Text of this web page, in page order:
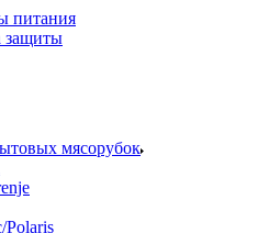
питания
защиты
мясорубок
Polaris